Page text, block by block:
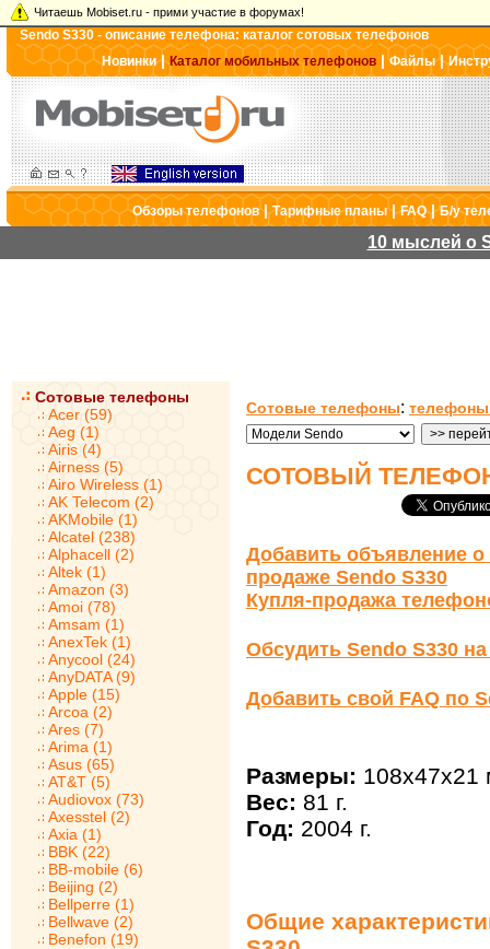
Читаешь Mobiset.ru - прими участие в форумах!
Sendo S330 - описание телефона: каталог сотовых телефонов
Новинки|Каталог мобильных телефонов |Файлы|
Обзоры телефонов|Тарифные планы|FAQ|Б/у
10 мыслей о
Сотовые телефоны
Acer (59)
Aeg (1)
Airis (4)
Airness (5)
Airo Wireless (1)
AK Telecom (2)
AKMobile (1)
Alcatel (238)
Alphacell (2)
Altek (1)
Amazon (3)
Amoi (78)
Amsam (1)
AnexTek (1)
Anycool (24)
AnyDATA (9)
Apple (15)
Arcoa (2)
Ares (7)
Arima (1)
Asus (65)
AT&T (5)
Audiovox (73)
Axesstel (2)
Axia (1)
BBK (22)
BB-mobile (6)
Beijing (2)
Bellperre (1)
Bellwave (2)
Benefon (19)
Сотовые телефоны:
СОТОВЫЙ ТЕЛЕФОН
Добавить объявление о
продаже Sendo S330
Купля-продажа
Обсудить Sendo S330
Добавить свой FAQ по
Размеры: 108x47x21
Вес: 81 г.
Год: 2004 г.
Общие